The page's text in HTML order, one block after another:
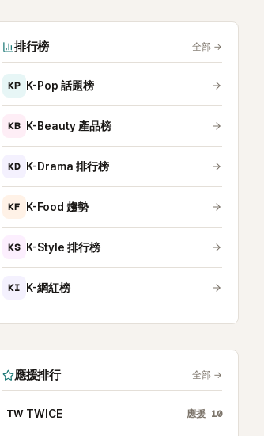
排行榜 全部 →
KP K-Pop 話題榜
KB K-Beauty 產品榜
KD K-Drama 排行榜
KF K-Food 趨勢
KS K-Style 排行榜
KI K-網紅榜
應援排行 全部 →
TW TWICE 應援 10